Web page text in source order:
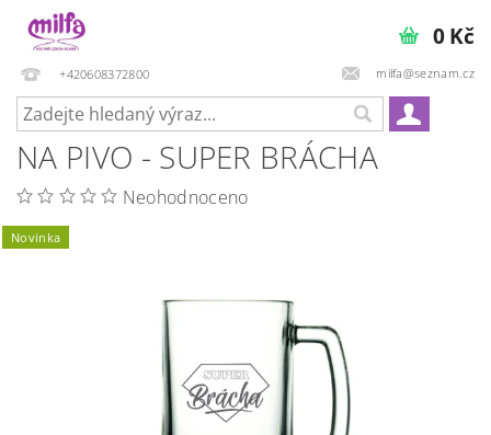
+420608372800 milfa@seznam.cz
0 Kč
NA PIVO - SUPER BRÁCHA
Neohodnoceno
Novinka